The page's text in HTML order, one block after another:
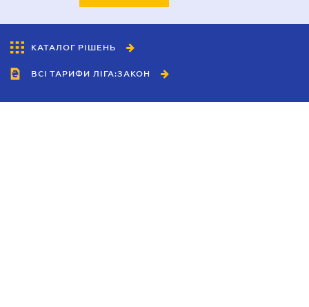
КАТАЛОГ РІШЕНЬ
ВСІ ТАРИФИ ЛІГА:ЗАКОН